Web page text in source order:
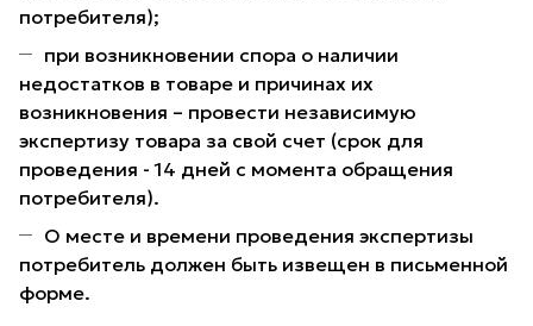
потребителя);
при возникновении спора о наличии
недостатков в товаре и причинах их
возникновения – провести независимую
экспертизу товара за свой счет (срок для
проведения - 14 дней с момента обращения
потребителя).
О месте и времени проведения экспертизы
потребитель должен быть извещен в письменной
форме.